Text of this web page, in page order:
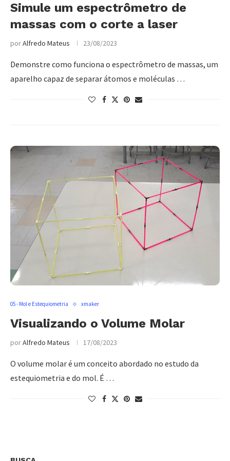
Simule um espectrômetro de
massas com o corte a laser
porAlfredo Mateus 23/08/2023
Demonstre como funciona o espectrômetro de massas, um
aparelho capaz de separar átomos e moléculas …
05 - Mol e Estequiometria xmaker
Visualizando o Volume Molar
porAlfredo Mateus 17/08/2023
O volume molar é um conceito abordado no estudo da
estequiometria e do mol. É …